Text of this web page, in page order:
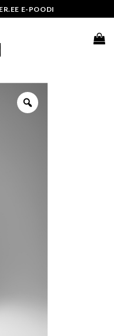
E-POODI